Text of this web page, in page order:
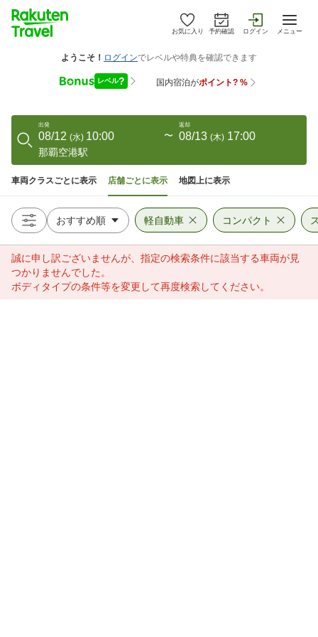
お気に入り 予約確認 ログイン メニュー
出発
08/12 (水) 10:00 〜
返却
08/13 (木) 17:00
那覇空港駅
車両クラスごとに表示 店舗ごとに表示 地図上に表示
軽自動車 コンパクト
誠に申し訳ございませんが、指定の検索条件に該当する車両が見
つかりませんでした。
ボディタイプの条件等を変更して再度検索してください。